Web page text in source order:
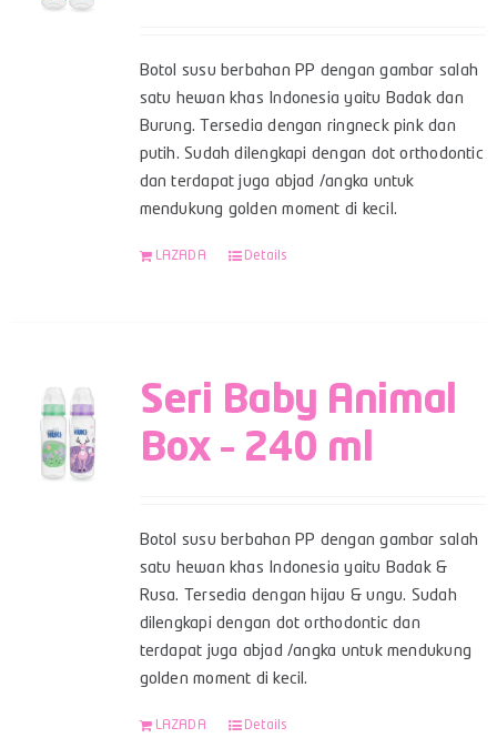
Botol susu berbahan PP dengan gambar salah
satu hewan khas Indonesia yaitu Badak dan
Burung. Tersedia dengan ringneck pink dan
putih. Sudah dilengkapi dengan dot orthodontic
dan terdapat juga abjad /angka untuk
mendukung golden moment di kecil.
LAZADA Details
Seri Baby Animal
Box – 240 ml
Botol susu berbahan PP dengan gambar salah
satu hewan khas Indonesia yaitu Badak &
Rusa. Tersedia dengan hijau & ungu. Sudah
dilengkapi dengan dot orthodontic dan
terdapat juga abjad /angka untuk mendukung
golden moment di kecil.
LAZADA Details